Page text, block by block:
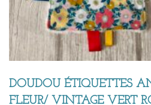
DOUDOU ÉTIQUETTES
FLEUR/ VINTAGE VERT